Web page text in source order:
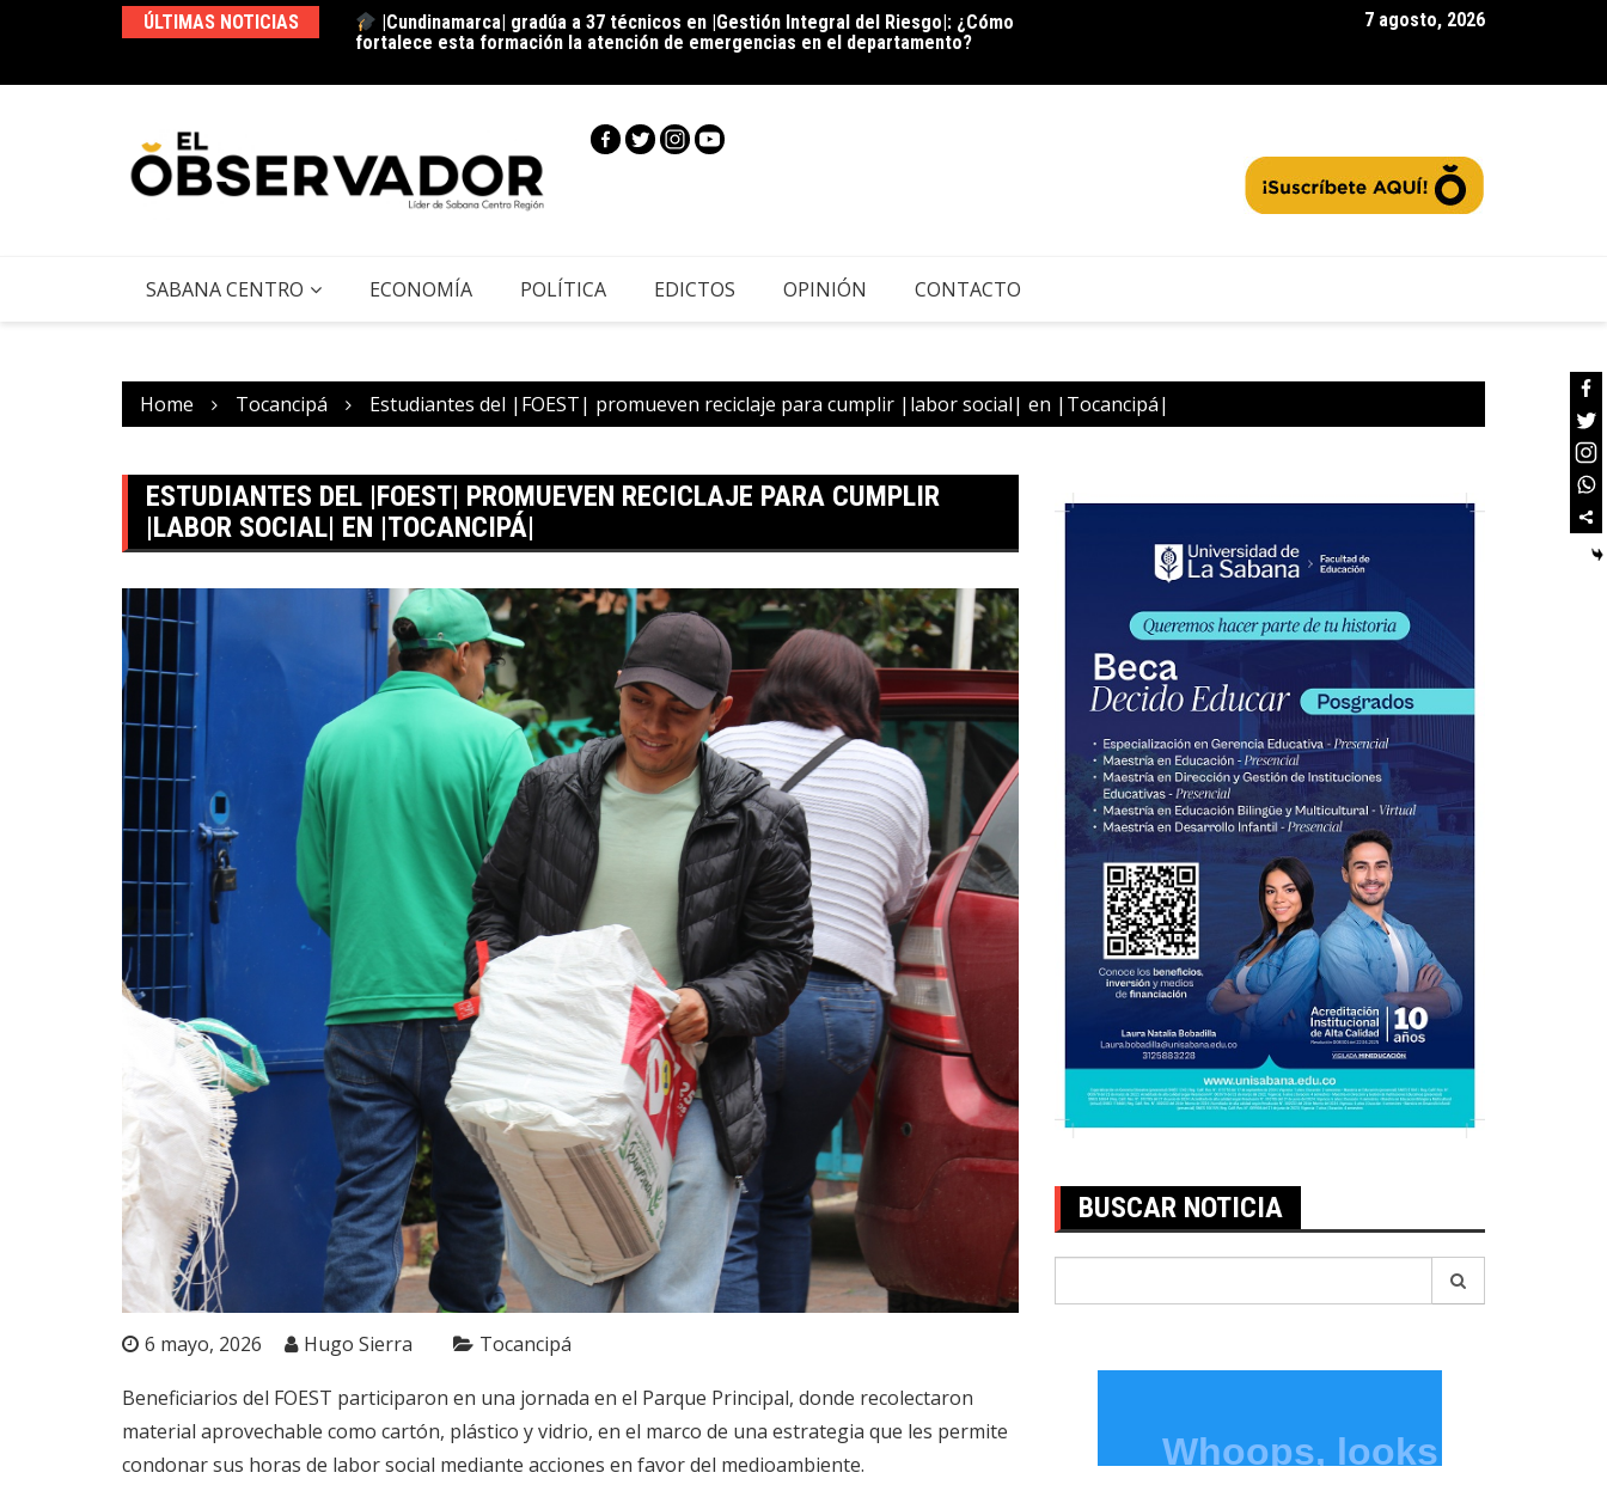
ÚLTIMAS NOTICIAS
Vida Rural| con 97 acueductos
de las fuentes hídricas en
|Cundinamarca| gradúa a 37 técnicos en |Gestión Integral del Riesgo|: ¿Cómo
fortalece esta formación la atención de emergencias en el departamento?
7 agosto, 2026
SABANA CENTRO ECONOMÍA POLÍTICA EDICTOS OPINIÓN CONTACTO
Home Tocancipá Estudiantes del |FOEST| promueven reciclaje para cumplir |labor social| en |Tocancipá|
ESTUDIANTES DEL |FOEST| PROMUEVEN RECICLAJE PARA CUMPLIR
|LABOR SOCIAL| EN |TOCANCIPÁ|
6 mayo, 2026 Hugo Sierra Tocancipá
Beneficiarios del FOEST participaron en una jornada en el Parque Principal, donde recolectaron
material aprovechable como cartón, plástico y vidrio, en el marco de una estrategia que les permite
condonar sus horas de labor social mediante acciones en favor del medioambiente.
BUSCAR NOTICIA